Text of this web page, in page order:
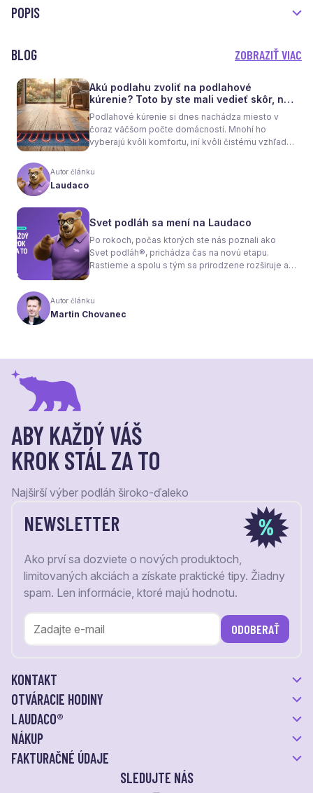
POPIS
BLOG ZOBRAZIŤ VIAC
Akú podlahu zvoliť na podlahové
kúrenie? Toto by ste mali vedieť skôr, než
sa rozhodnete
Podlahové kúrenie si dnes nachádza miesto v
čoraz väčšom počte domácností. Mnohí ho
vyberajú kvôli komfortu, iní kvôli čistému vzhľadu
nielen na pocit tepla v miestnosti, ale aj na
spotrebu energie a celkové fungovanie kúrenia.
Autor článku
Laudaco
Svet podláh sa mení na Laudaco
Po rokoch, počas ktorých ste nás poznali ako
Svet podláh®, prichádza čas na novú etapu.
Rastieme a spolu s tým sa prirodzene rozširuje aj
vizuálnou identitou. Naším cieľom je, aby každý
váš krok stál za to.
Autor článku
Martin Chovanec
ABY KAŽDÝ VÁŠ
KROK STÁL ZA TO
Najširší výber podláh široko-ďaleko
NEWSLETTER
Ako prví sa dozviete o nových produktoch,
limitovaných akciách a získate praktické tipy. Žiadny
spam. Len informácie, ktoré majú hodnotu.
ODOBERAŤ
KONTAKT
OTVÁRACIE HODINY
LAUDACO®
NÁKUP
FAKTURAČNÉ ÚDAJE
SLEDUJTE NÁS